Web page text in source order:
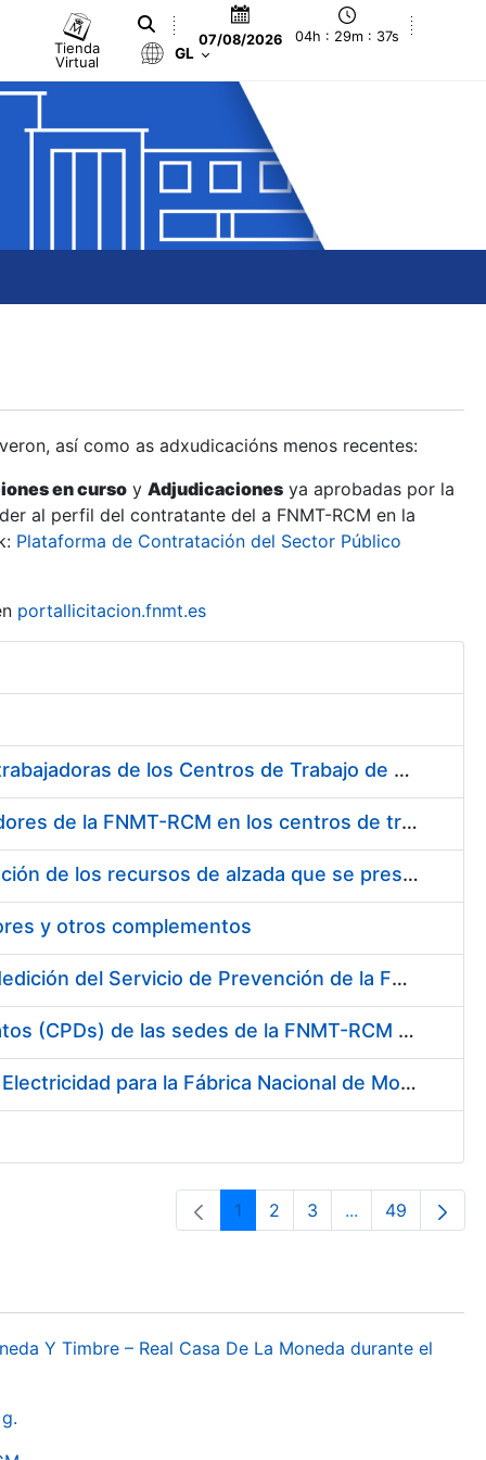
Tienda
Virtual
07/08/2026 04h : 29m : 38s
GL
así como as adxudicacións menos recentes:
en curso y Adjudicaciones ya aprobadas por la
al perfil del contratante del a FNMT-RCM en la
Plataforma de Contratación del Sector Público
portallicitacion.fnmt.es
Suministro de Protectores Auditivos a medida para las personas trabajadoras de los Centros de Trabajo de Madrid y Burgos
Suministro de gafas graduadas antiproyecciones para los trabajadores de la FNMT-RCM en los centros de trabajo de Madrid y Burgos
Servicios de una empresa externa para el asesoramiento y resolución de los recursos de alzada que se presentan relacionados con procesos de selección para la FNMT-RCM
y otros complementos
Servicio de Calibración y Verificación Externa de los Equipos de Medición del Servicio de Prevención de la FNMT-RCM
Conexión mediante Fibra Óptica de los Centros de Proceso de Datos (CPDs) de las sedes de la FNMT-RCM de Burgos y Madrid
Contratación de acuerdo marco para el Suministro de Material de Electricidad para la Fábrica Nacional de Moneda y Timbre-Real Casa de la Moneda en su centro de trabajo de Burgos
Páxina
1 Páxina
2 Páxina
3 ...PáxinasPáxina
49
Y Timbre – Real Casa De La Moneda durante el